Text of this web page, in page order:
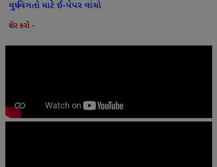
વધુ વિગતો માટે ઈ-પેપર વાંચો
શેર કરો -